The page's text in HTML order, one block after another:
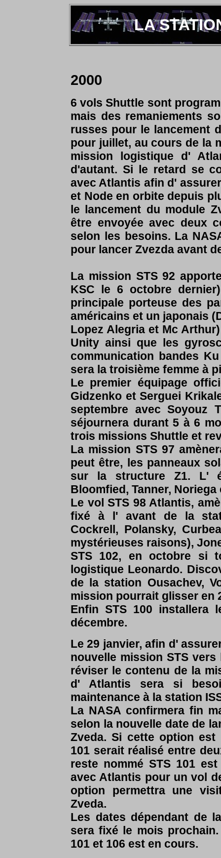
LA
2000
6 vols Shuttle sont
mais des remaniements
russes pour le lancement
pour juillet, au cours de la
mission logistique d'
d'autant. Si le retard se
avec Atlantis afin d'
et Node en orbite depuis
le lancement du module
être envoyée avec deux
selon les besoins. La
pour lancer Zvezda avant
La mission STS 92
KSC le 6 octobre
principale porteuse des
américains et un japonais
Lopez Alegria et Mc
Unity ainsi que les
communication bandes
sera la troisième femme à
Le premier équipage
Gidzenko et Serguei
septembre avec Soyouz
séjournera durant 5 à 6
trois missions Shuttle et
La mission STS 97
peut être, les panneaux
sur la structure Z1. L'
Bloomfied, Tanner,
Le vol STS 98 Atlantis,
fixé à l' avant de la
Cockrell, Polansky,
mystérieuses raisons),
STS 102, en octobre si
logistique Leonardo.
de la station Ousachev,
mission pourrait glisser en
EnfinSTS 100 installera
décembre.
Le 29 janvier, afin d'
nouvelle mission STS
réviser le contenu de la
d' Atlantis sera si
maintenance à la station
La NASA confirmera fin
selon la nouvelle date de
Zveda. Si cette option
101 serait réalisé entre
reste nommé STS 101
avec Atlantis pour un vol
option permettra une
Zveda.
Les dates dépendant de
sera fixé le mois
101 et 106 est en cours.